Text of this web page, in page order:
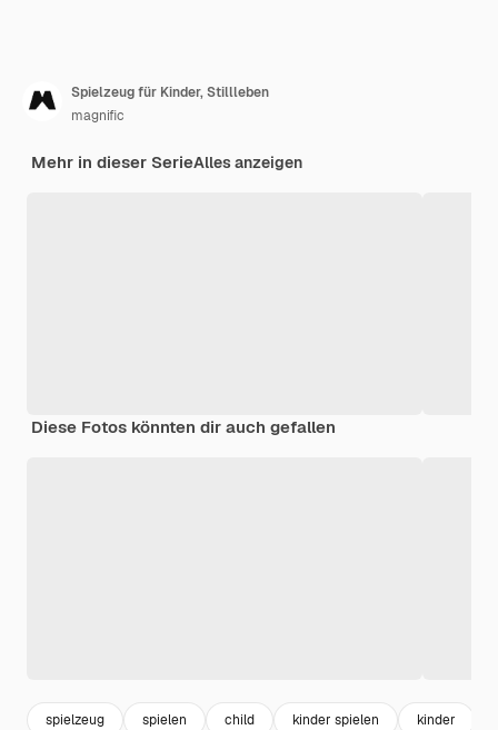
Spielzeug für Kinder, Stillleben
magnific
Mehr in dieser SerieAlles anzeigen
Diese Fotos könnten dir auch gefallen
spielzeug spielen child kinder spielen kinder